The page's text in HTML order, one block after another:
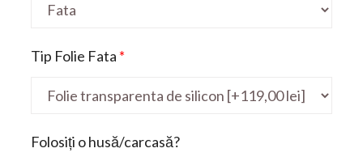
Tip Folie Fata *
Folosiți o husă/carcasă?